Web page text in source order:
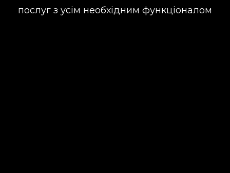
послуг з усім необхідним функціоналом